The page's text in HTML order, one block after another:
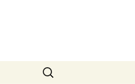
Suchen
nach: